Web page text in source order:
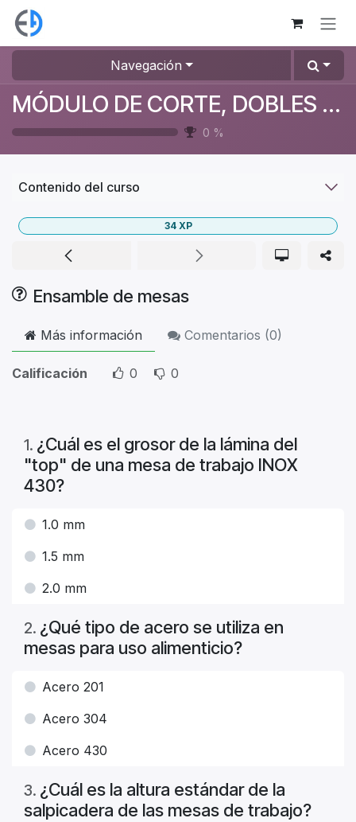
Ir al contenido
Navegación
MÓDULO DE CORTE, DOBLES Y ENSAMBLE
0 %
Contenido del curso
Ensamble de mesas
34 XP
Más información Comentarios (0)
Calificación 0 0
1. ¿Cuál es el grosor de la lámina del
"top" de una mesa de trabajo INOX
430?
1.0 mm
1.5 mm
2.0 mm
2. ¿Qué tipo de acero se utiliza en
mesas para uso alimenticio?
Acero 201
Acero 304
Acero 430
3. ¿Cuál es la altura estándar de la
salpicadera de las mesas de trabajo?